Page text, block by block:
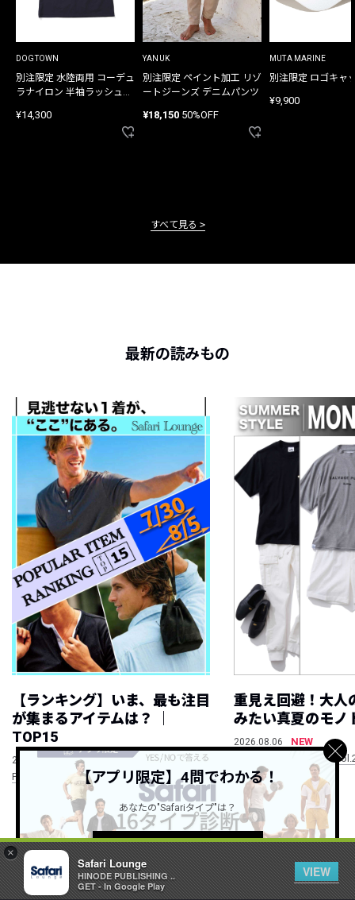
×
Safari Lounge
HINODE PUBLISHING ..
GET - In Google Play
VIEW
DOGTOWN
別注限定 水陸両用 コーデュ
ラナイロン 半袖ラッシュガ
¥14,300
YANUK
別注限定 ペイント加工 リゾ
ートジーンズ デニムパンツ
¥18,150 50%OFF
MUTA MARINE
別注限定 ロゴキャ
¥9,900
すべて見る
最新の読みもの
【ランキング】いま、最も注目
が集まるアイテムは？ ｜
TOP15
2026.08.06
NEW
POPULAR ITEM RANKING 7/30~8/5
重見え回避！大人
みたい真夏のモノ
2026.08.06
NEW
WEEKLY COORDINATE
すべて見る
【アプリ限定】4問でわかる！
あなたの"Safariタイプ"は？
詳しくはこちら ＞